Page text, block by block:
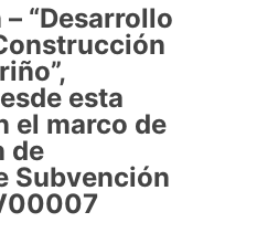
“Desarrollo
esta
el marco de
de
Subvención